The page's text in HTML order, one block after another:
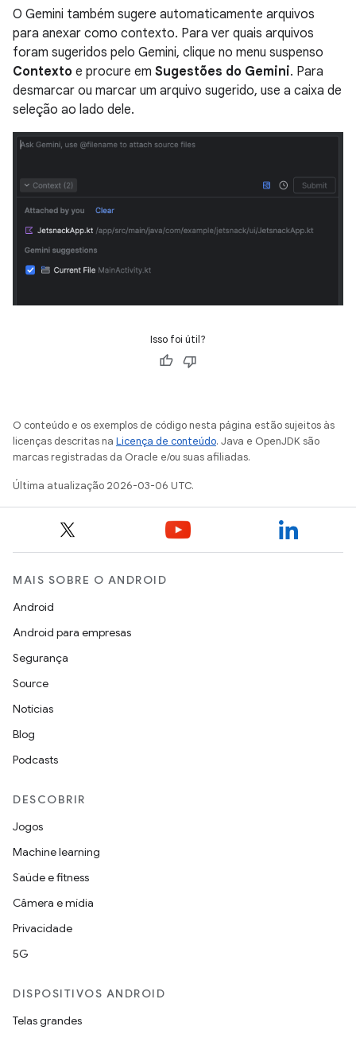
O Gemini também sugere automaticamente arquivos
para anexar como contexto. Para ver quais arquivos
foram sugeridos pelo Gemini, clique no menu suspenso
Contexto e procure em Sugestões do Gemini. Para
desmarcar ou marcar um arquivo sugerido, use a caixa de
seleção ao lado dele.
Isso foi útil?
O conteúdo e os exemplos de código nesta página estão sujeitos às
licenças descritas na Licença de conteúdo. Java e OpenJDK são
marcas registradas da Oracle e/ou suas afiliadas.
Última atualização 2026-03-06 UTC.
MAIS SOBRE O ANDROID
Android
Android para empresas
Segurança
Source
Notícias
Blog
Podcasts
DESCOBRIR
Jogos
Machine learning
Saúde e fitness
Câmera e mídia
Privacidade
5G
DISPOSITIVOS ANDROID
Telas grandes